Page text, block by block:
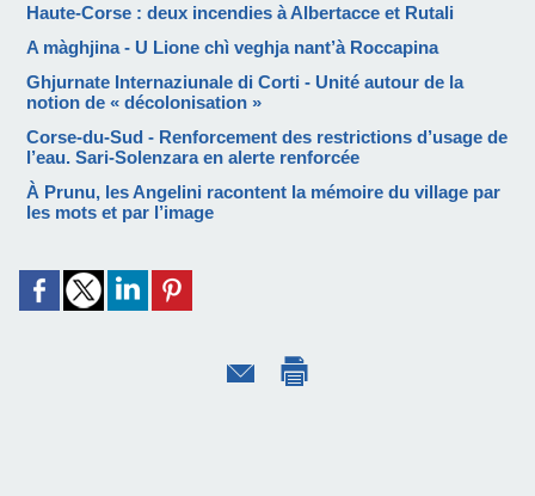
Haute-Corse : deux incendies à Albertacce et Rutali
A màghjina - U Lione chì veghja nant’à Roccapina
Ghjurnate Internaziunale di Corti - Unité autour de la
notion de « décolonisation »
Corse-du-Sud - Renforcement des restrictions d’usage de
l’eau. Sari-Solenzara en alerte renforcée
À Prunu, les Angelini racontent la mémoire du village par
les mots et par l’image